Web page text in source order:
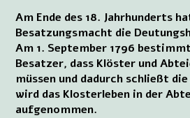
Am Ende des 18. Jahrhunderts
Besatzungsmacht die
Am 1. September 1796
Besatzer, dass Klöster und
müssen und dadurch schließt
wird das Klosterleben in der
aufgenommen.